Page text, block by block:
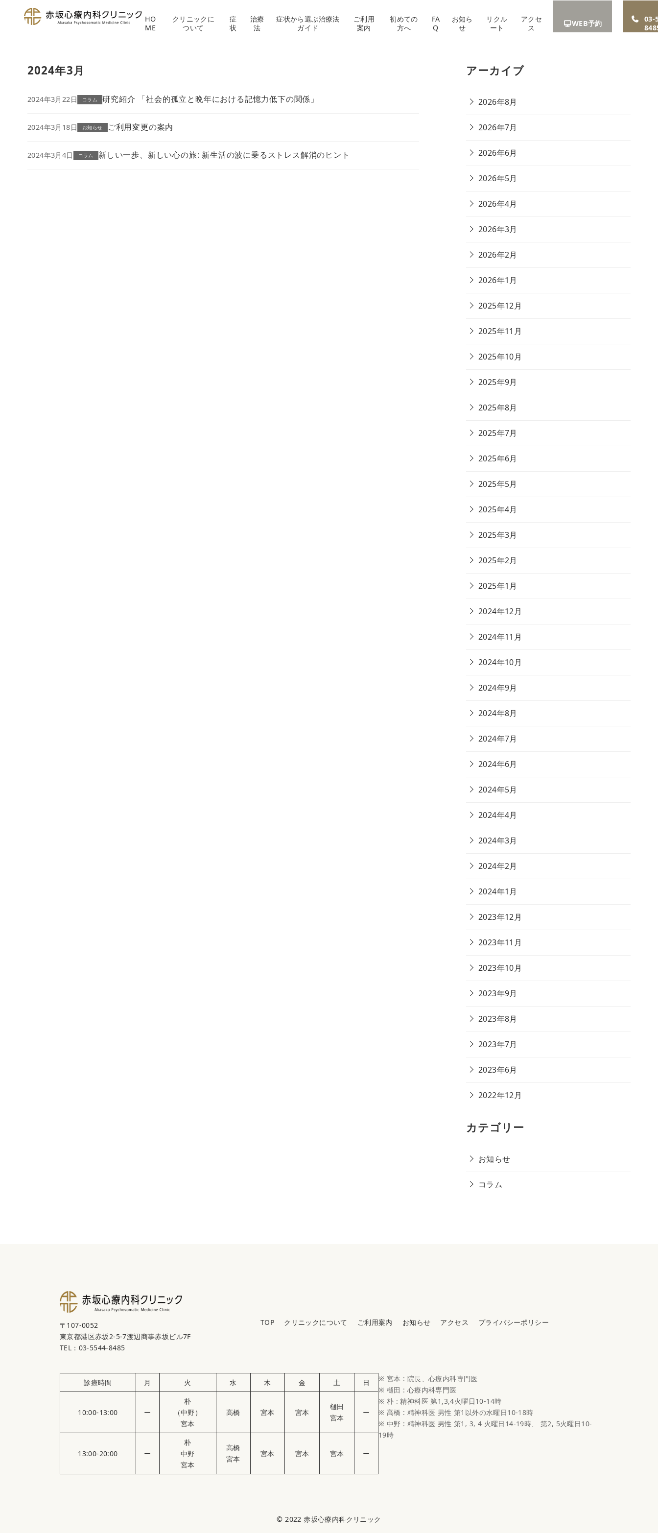
HO
ME
クリニックに
ついて
症
状
治療
法
症状から選ぶ治療法
ガイド
ご利用
案内
初めての
方へ
FA
Q
お知ら
せ
リクル
ート
アクセ
ス
WEB予約
03-
2024年3月
2024年3月22日 コラム 研究紹介 「社会的孤立と晩年における記憶力低下の関係」
2024年3月18日 お知らせ ご利用変更の案内
2024年3月4日 コラム 新しい一歩、新しい心の旅: 新生活の波に乗るストレス解消のヒント
アーカイブ
2026年8月
2026年7月
2026年6月
2026年5月
2026年4月
2026年3月
2026年2月
2026年1月
2025年12月
2025年11月
2025年10月
2025年9月
2025年8月
2025年7月
2025年6月
2025年5月
2025年4月
2025年3月
2025年2月
2025年1月
2024年12月
2024年11月
2024年10月
2024年9月
2024年8月
2024年7月
2024年6月
2024年5月
2024年4月
2024年3月
2024年2月
2024年1月
2023年12月
2023年11月
2023年10月
2023年9月
2023年8月
2023年7月
2023年6月
2022年12月
カテゴリー
お知らせ
コラム
〒107-0052
東京都港区赤坂2-5-7渡辺商事赤坂ビル7F
TEL：03-5544-8485
TOP クリニックについて ご利用案内 お知らせ アクセス プライバシーポリシー
診療時間 月 火 水 木 金 土 日
10:00-13:00 ー
朴
（中野）
宮本
高橋 宮本 宮本
樋田
宮本
ー
13:00-20:00 ー
朴
中野
宮本
高橋
宮本
宮本 宮本 宮本 ー
※ 宮本 : 院長、心療内科専門医
※ 樋田 : 心療内科専門医
※ 朴 : 精神科医 第1,3,4火曜日10-14時
※ 高橋 : 精神科医 男性 第1以外の水曜日10-18時
※ 中野 : 精神科医 男性 第1, 3, 4 火曜日14-19時、 第2, 5火曜日10-
19時
© 2022赤坂心療内科クリニック